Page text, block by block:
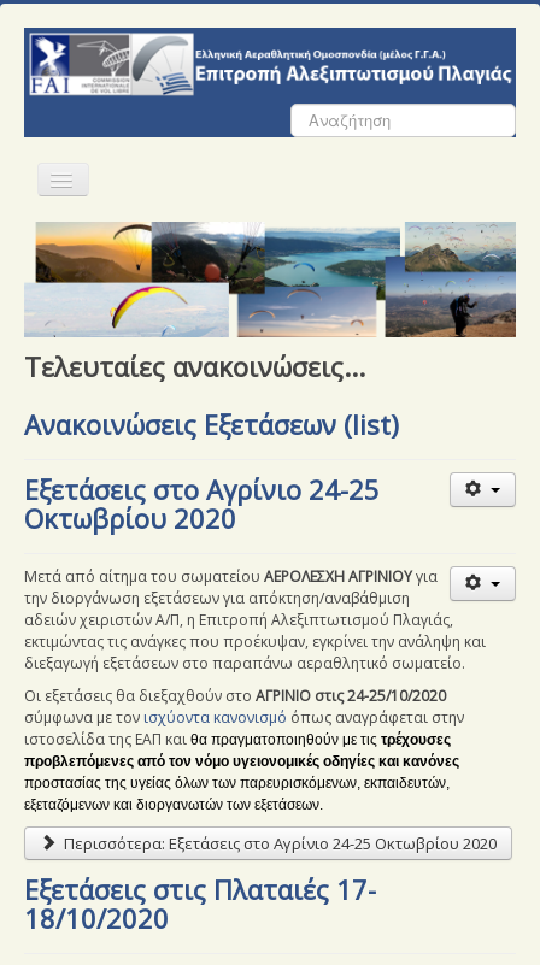
Αναζήτηση...
Αρχική
Ε.Α.Π.
Σωματεία
Αγώνες
Εκπαίδευση
Έγγραφα
Ασφάλιση Αθλητών
English Articles
Επικοινωνία
Τελευταίες ανακοινώσεις...
Ανακοινώσεις Εξετάσεων (list)
Εξετάσεις στο Αγρίνιο 24-25
Οκτωβρίου 2020
Μετά από αίτημα του σωματείου ΑΕΡΟΛΕΣΧΗ ΑΓΡΙΝΙΟΥγια
την διοργάνωση εξετάσεων για απόκτηση/αναβάθμιση
αδειών χειριστών Α/Π, η Επιτροπή Αλεξιπτωτισμού Πλαγιάς,
εκτιμώντας τις ανάγκες που προέκυψαν, εγκρίνει την ανάληψη και
διεξαγωγή εξετάσεων στο παραπάνω αεραθλητικό σωματείο.
Οι εξετάσεις θα διεξαχθούν στο ΑΓΡΙΝΙΟ στις 24-25/10/2020
σύμφωνα με τον ισχύοντα κανονισμό όπως αναγράφεται στην
ιστοσελίδα της ΕΑΠ και θα πραγματοποιηθούν με τις τρέχουσες
προβλεπόμενες από τον νόμο υγειονομικές οδηγίες και κανόνες
προστασίας της υγείας όλων των παρευρισκόμενων, εκπαιδευτών,
εξεταζόμενων και διοργανωτών των εξετάσεων.
Περισσότερα: Εξετάσεις στο Αγρίνιο 24-25 Οκτωβρίου 2020
Εξετάσεις στις Πλαταιές 17-
18/10/2020